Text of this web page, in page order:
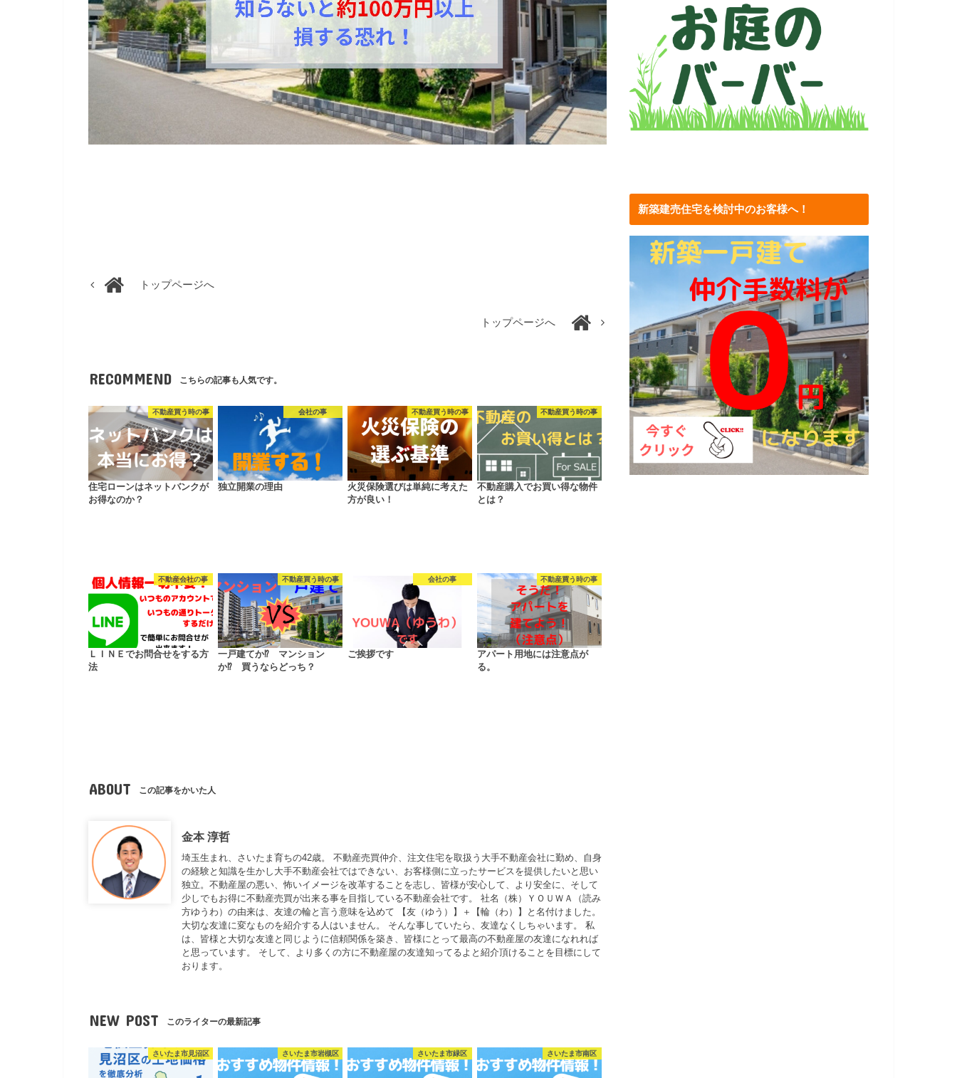
トップページへ
トップページへ
RECOMMEND こちらの記事も人気です。
不動産買う時の事
住宅ローンはネットバンクが
お得なのか？
会社の事
独立開業の理由
不動産買う時の事
火災保険選びは単純に考えた
方が良い！
不動産買う時の事
不動産購入でお買い得な物件
とは？
不動産会社の事
ＬＩＮＥでお問合せをする方
法
不動産買う時の事
一戸建てか⁉ マンション
か⁉ 買うならどっち？
会社の事
ご挨拶です
不動産買う時の事
アパート用地には注意点が
る。
ABOUT この記事をかいた人
金本 淳哲
埼玉生まれ、さいたま育ちの42歳。 不動産売買仲介、注文住宅を取扱う大手不動産会社に勤め、自身
の経験と知識を生かし大手不動産会社ではできない、お客様側に立ったサービスを提供したいと思い
独立。不動産屋の悪い、怖いイメージを改革することを志し、皆様が安心して、より安全に、そして
少しでもお得に不動産売買が出来る事を目指している不動産会社です。 社名（株）ＹＯＵＷＡ（読み
方ゆうわ）の由来は、友達の輪と言う意味を込めて 【友（ゆう）】＋【輪（わ）】と名付けました。
大切な友達に変なものを紹介する人はいません。 そんな事していたら、友達なくしちゃいます。 私
は、皆様と大切な友達と同じように信頼関係を築き、皆様にとって最高の不動産屋の友達になれれば
と思っています。 そして、より多くの方に不動産屋の友達知ってるよと紹介頂けることを目標にして
おります。
NEW POST このライターの最新記事
さいたま市見沼区 さいたま市岩槻区 さいたま市緑区 さいたま市南区
新築建売住宅を検討中のお客様へ！